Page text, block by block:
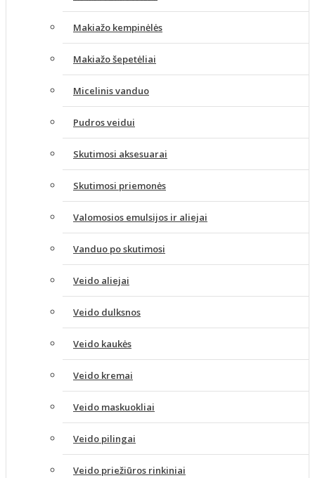
Makiažo kempinėlės
Makiažo šepetėliai
Micelinis vanduo
Pudros veidui
Skutimosi aksesuarai
Skutimosi priemonės
Valomosios emulsijos ir aliejai
Vanduo po skutimosi
Veido aliejai
Veido dulksnos
Veido kaukės
Veido kremai
Veido maskuokliai
Veido pilingai
Veido priežiūros rinkiniai